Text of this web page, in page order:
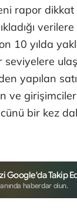
rapor dikkat
10 yılda
seviyelere
yapılan
ve
bir kez
Google'da Takip
haberdar olun.